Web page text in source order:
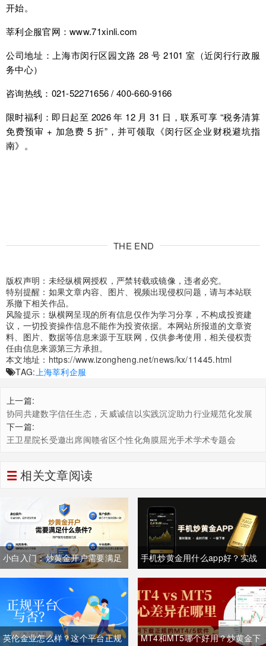
开始。
莘利企服官网：www.71xinli.com
公司地址：上海市闵行区园文路 28 号 2101 室（近闵行行政服
务中心）
咨询热线：021-52271656 / 400-660-9166
限时福利：即日起至 2026 年 12 月 31 日，联系可享 “税务清算
免费预审 + 加急费 5 折”，并可领取《闵行区企业财税避坑指
南》。
THE END
版权声明：未经纵横网授权，严禁转载或镜像，违者必究。
特别提醒：如果文章内容、图片、视频出现侵权问题，请与本站联
系撤下相关作品。
风险提示：纵横网呈现的所有信息仅作为学习分享，不构成投资建
议，一切投资操作信息不能作为投资依据。本网站所报道的文章资
料、图片、数据等信息来源于互联网，仅供参考使用，相关侵权责
任由信息来源第三方承担。
本文地址： https://www.izongheng.net/news/kx/11445.html
TAG: 上海莘利企服
上一篇:
协同共建数字信任生态，天威诚信以实践沉淀助力行业规范化发展
下一篇:
王卫星院长受邀出席闽赣省区个性化角膜屈光手术学术专题会
相关文章阅读
小白入门：炒黄金开户需要满足
什么条件？一文讲清所有要求
手机炒黄金用什么app好？实战
经验者都用什么app？
英伦金业怎么样？这个平台正规 MT4和MT5哪个好用？炒黄金下